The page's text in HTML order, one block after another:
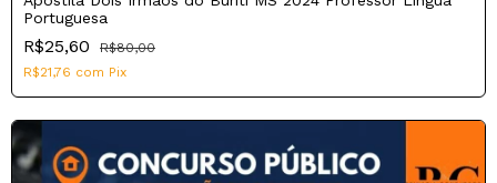
Portuguesa
R$25,60
R$80,00
R$21,76 com Pix